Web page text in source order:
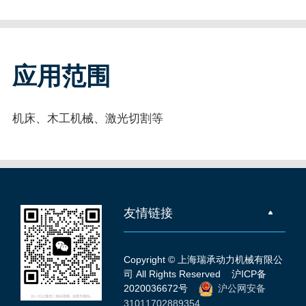
应用范围
机床、木工机械、激光切割等
友情链接
Copyright © 上海瑞承动力机械有限公
司 All Rights Reserved沪ICP备
2020036672号
沪公网安备
31011702889354